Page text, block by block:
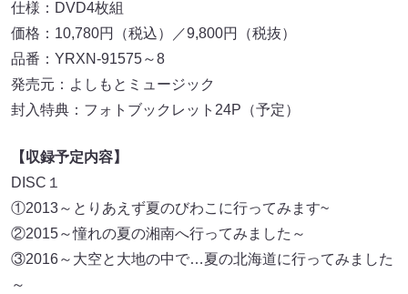
仕様：DVD4枚組
価格：10,780円（税込）／9,800円（税抜）
品番：YRXN-91575～8
発売元：よしもとミュージック
封入特典：フォトブックレット24P（予定）
【収録予定内容】
DISC１
①2013～とりあえず夏のびわこに行ってみます~
②2015～憧れの夏の湘南へ行ってみました～
③2016～大空と大地の中で…夏の北海道に行ってみました
～